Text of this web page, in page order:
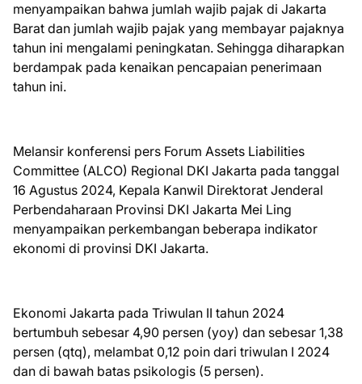
menyampaikan bahwa jumlah wajib pajak di Jakarta
Barat dan jumlah wajib pajak yang membayar pajaknya
tahun ini mengalami peningkatan. Sehingga diharapkan
berdampak pada kenaikan pencapaian penerimaan
tahun ini.
Melansir konferensi pers Forum Assets Liabilities
Committee (ALCO) Regional DKI Jakarta pada tanggal
16 Agustus 2024, Kepala Kanwil Direktorat Jenderal
Perbendaharaan Provinsi DKI Jakarta Mei Ling
menyampaikan perkembangan beberapa indikator
ekonomi di provinsi DKI Jakarta.
Ekonomi Jakarta pada Triwulan II tahun 2024
bertumbuh sebesar 4,90 persen (yoy) dan sebesar 1,38
persen (qtq), melambat 0,12 poin dari triwulan I 2024
dan di bawah batas psikologis (5 persen).